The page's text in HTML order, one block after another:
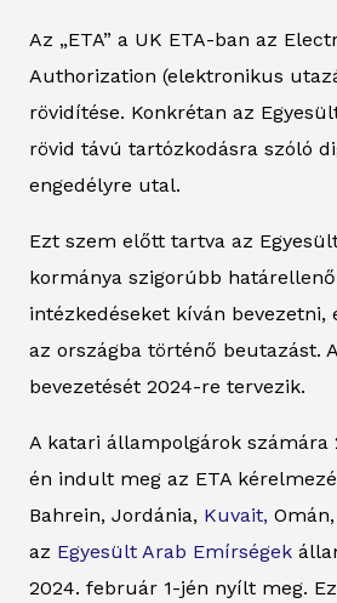
Az „ETA” a UK ETA-ban az
Authorization (elektronikus
rövidítése. Konkrétan az
rövid távú tartózkodásra szóló
engedélyre utal.
Ezt szem előtt tartva az
kormánya szigorúbb
intézkedéseket kíván bevezetni,
az országba történő beutazást.
bevezetését 2024-re tervezik.
A katari állampolgárok számára
én indult meg az ETA
Bahrein, Jordánia, Kuvait,
az Egyesült Arab Emírségek
2024. február 1-jén nyílt meg.